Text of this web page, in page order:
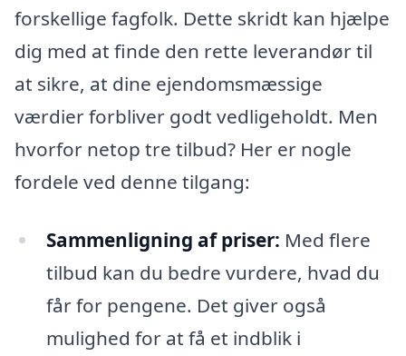
forskellige fagfolk. Dette skridt kan hjælpe
dig med at finde den rette leverandør til
at sikre, at dine ejendomsmæssige
værdier forbliver godt vedligeholdt. Men
hvorfor netop tre tilbud? Her er nogle
fordele ved denne tilgang:
Sammenligning af priser: Med flere
tilbud kan du bedre vurdere, hvad du
får for pengene. Det giver også
mulighed for at få et indblik i